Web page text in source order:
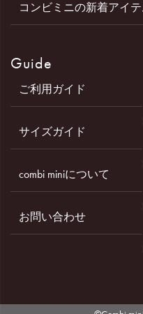
コンビミニの新着アイ
Guide
ご利用ガイド
サイズガイド
combi miniについて
お問い合わせ